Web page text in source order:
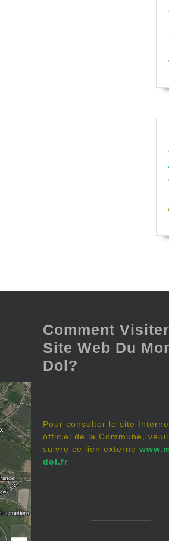
Comment
Site Web Du
Dol?
Pour consulter le site
officiel de la Commune,
suivre ce lien externe
dol.fr